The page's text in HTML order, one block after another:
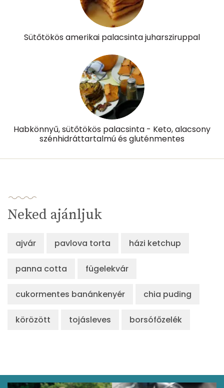
Sütőtökös amerikai palacsinta juharsziruppal
Habkönnyű, sütőtökös palacsinta - Keto, alacsony
szénhidráttartalmú és gluténmentes
Neked ajánljuk
ajvár pavlova torta házi ketchup
panna cotta fügelekvár
cukormentes banánkenyér chia puding
körözött tojásleves borsófőzelék